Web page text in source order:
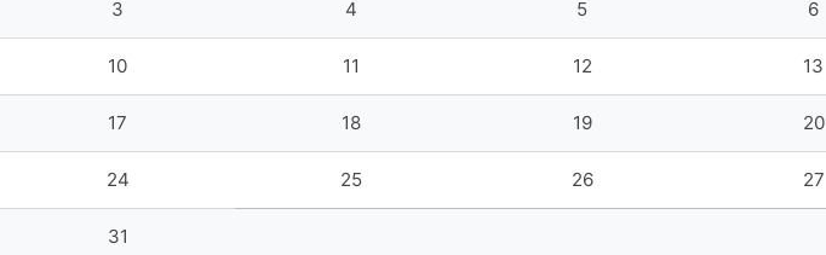
3 4 5 6
10 11 12 13
17 18 19 20
24 25 26 27
31